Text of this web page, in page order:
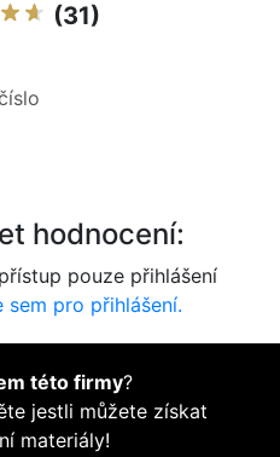
(31)
hodnocení:
pouze přihlášení
sem pro přihlášení.
této firmy?
jestli můžete získat
materiály!